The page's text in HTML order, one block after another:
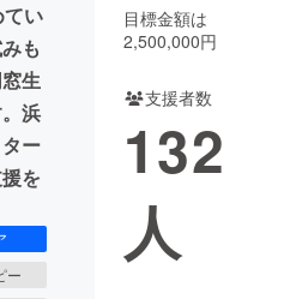
CAMPFIRE Creation
税machi-ya コミュニティ
い
も
生
浜
ー
を
ー
目標金額は
2,500,000円
支援者数
132
人